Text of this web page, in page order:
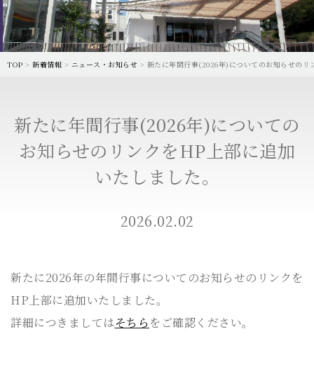
TOP > 新着情報 > ニュース・お知らせ > 新たに年間行事(2026年)についてのお知らせの
新たに年間行事(2026年)についての
お知らせのリンクをHP上部に追加
いたしました。
2026.02.02
新たに2026年の年間行事についてのお知らせのリンクを
HP上部に追加いたしました。
詳細につきましてはそちら をご確認ください。